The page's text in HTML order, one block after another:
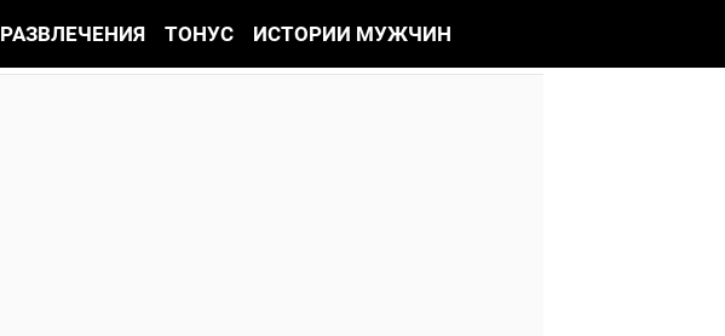
РАЗВЛЕЧЕНИЯ ТОНУС ИСТОРИИ МУЖЧИН